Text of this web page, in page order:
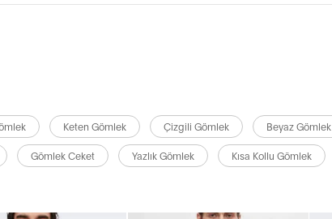
Keten Gömlek Çizgili Gömlek Beyaz Gömlek
Gömlek Ceket Yazlık Gömlek Kısa Kollu Gömlek